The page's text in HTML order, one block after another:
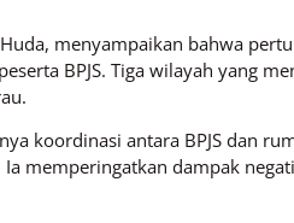
menyampaikan bahwa
BPJS. Tiga wilayah yang
koordinasi antara BPJS dan
memperingatkan dampak